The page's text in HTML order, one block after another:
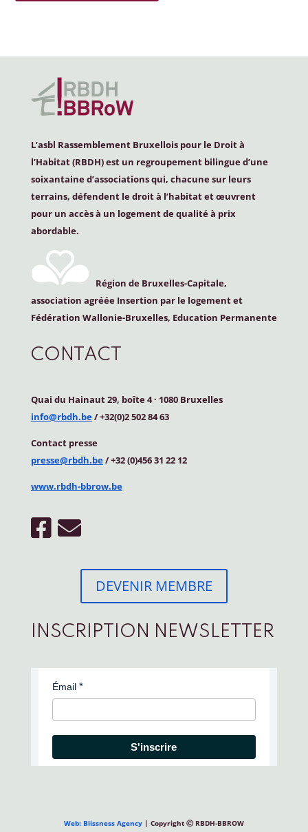
L’asbl Rassemblement Bruxellois pour le Droit à
l’Habitat (RBDH) est un regroupement bilingue d’une
soixantaine d’associations qui, chacune sur leurs
terrains, défendent le droit à l’habitat et œuvrent
pour un accès à un logement de qualité à prix
abordable.
Région de Bruxelles-Capitale,
association agréée Insertion par le logement et
Fédération Wallonie-Bruxelles, Education Permanente
CONTACT
Quai du Hainaut 29, boîte 4· 1080 Bruxelles
info@rbdh.be/ +32(0)2 502 84 63
Contact presse
presse@rbdh.be/ +32 (0)456 31 22 12
www.rbdh-bbrow.be
DEVENIR MEMBRE
INSCRIPTION NEWSLETTER
Émail
S'inscrire
Web: Blissness Agency| Copyright Ⓒ RBDH-BBROW